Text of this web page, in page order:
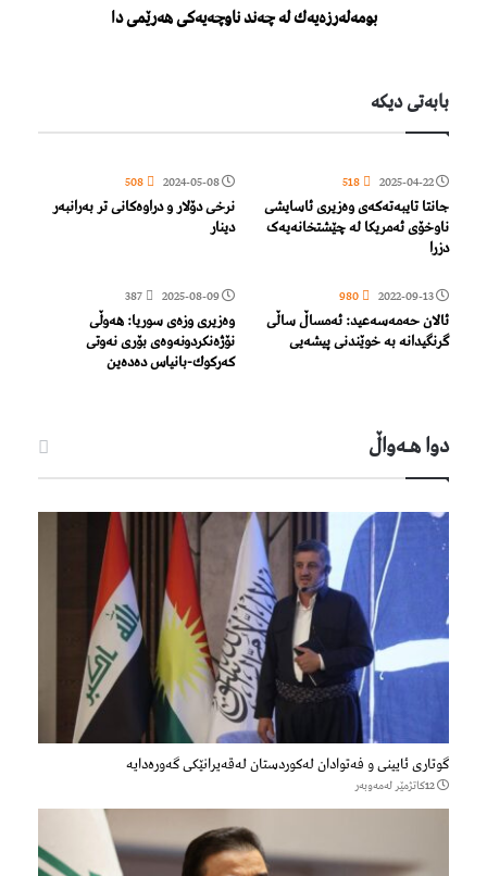
بومه‌له‌رزه‌یه‌ك له‌ چه‌ند ناوچه‌یه‌كی هه‌رێمی دا
بابەتی دیكە
2025-04-22
518
جانتا تایبەتەکەی وەزیری ئاسایشی
ناوخۆی ئەمریکا لە چێشتخانەیەک
دزرا
2024-05-08
508
نرخی دۆلار و دراوەکانی تر بەرانبەر
دینار
2022-09-13
980
ئالان حەمەسەعید: ئەمساڵ ساڵی
گرنگیدانە بە خوێندنی پیشەیی
2025-08-09
387
وەزیری وزەی سوریا: هەوڵی
نۆژەنكردونەوەی بۆری نەوتی
كەركوك-بانیاس دەدەين
دوا هـه‌واڵ
گوتاری ئایینی و فەتوادان لەکوردستان لەقەیرانێکی گەورەدایە
12كاتژمێر لەمەوبەر